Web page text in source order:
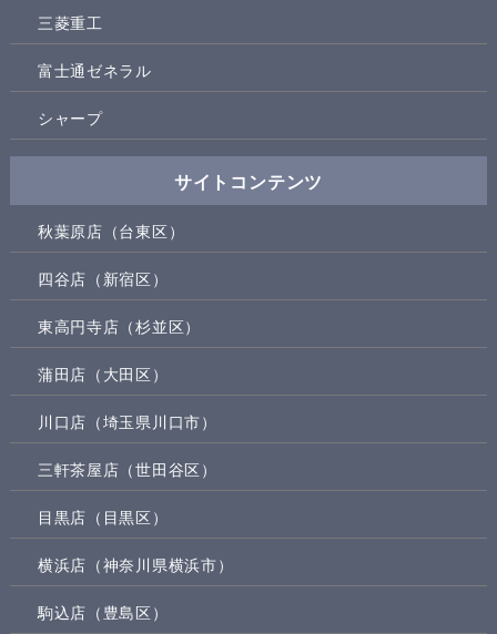
三菱重工
富士通ゼネラル
シャープ
サイトコンテンツ
秋葉原店（台東区）
四谷店（新宿区）
東高円寺店（杉並区）
蒲田店（大田区）
川口店（埼玉県川口市）
三軒茶屋店（世田谷区）
目黒店（目黒区）
横浜店（神奈川県横浜市）
駒込店（豊島区）